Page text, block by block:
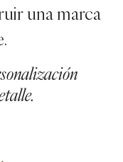
una marca